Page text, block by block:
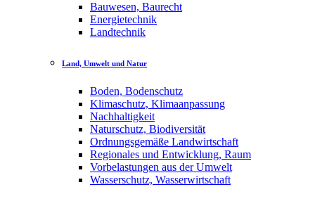
Bauwesen, Baurecht
Energietechnik
Landtechnik
Land, Umwelt und Natur
Boden, Bodenschutz
Klimaschutz, Klimaanpassung
Nachhaltigkeit
Naturschutz, Biodiversität
Ordnungsgemäße Landwirtschaft
Regionales und Entwicklung, Raum
Vorbelastungen aus der Umwelt
Wasserschutz, Wasserwirtschaft